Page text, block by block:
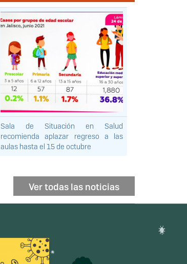
Sala de Situación en Salud
recomienda aplazar regreso a las
aulas hasta el 15 de octubre
Ver todas las noticias